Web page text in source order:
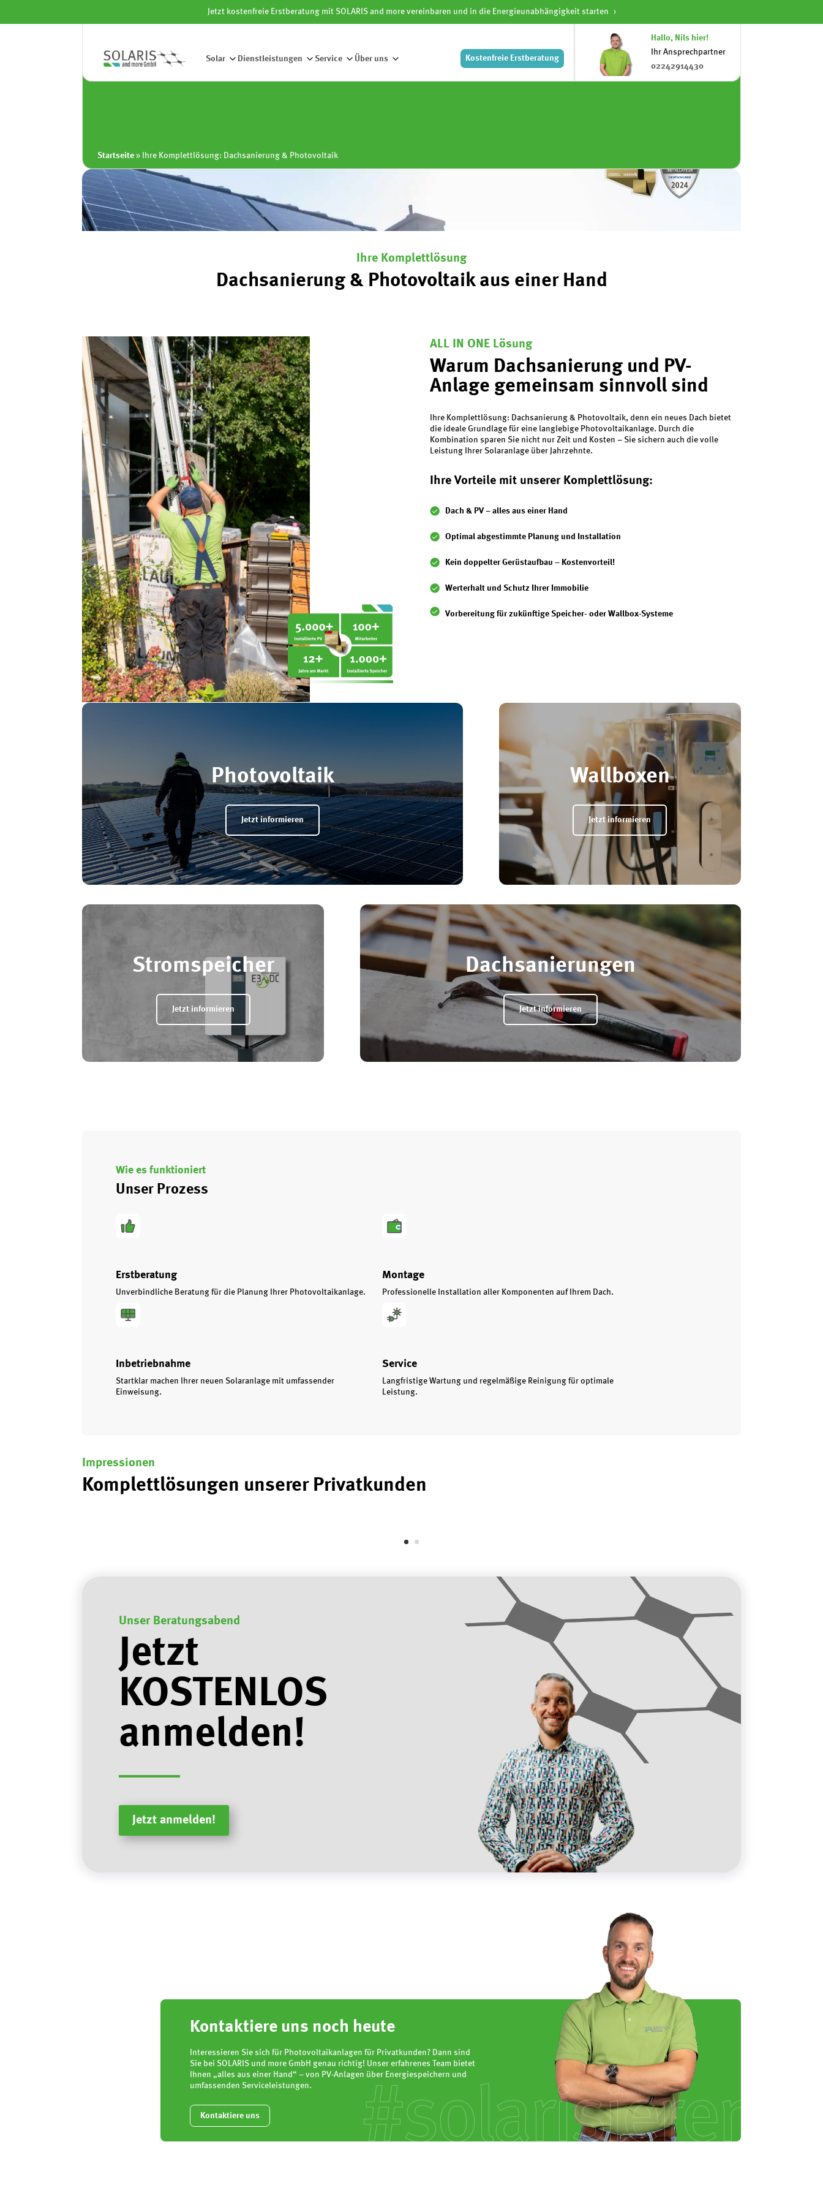
Jetzt kostenfreie Erstberatung mit SOLARIS and more vereinbaren und in die Energieunabhängigkeit starten
Solar Dienstleistungen Service Über uns Kostenfreie Erstberatung
Hallo, Nils hier!
Ihr Ansprechpartner
02242914430
Startseite » Ihre Komplettlösung: Dachsanierung & Photovoltaik
Ihre Komplettlösung
Dachsanierung & Photovoltaik aus einer Hand
ALL IN ONE Lösung
Warum Dachsanierung und PV-
Anlage gemeinsam sinnvoll sind
Ihre Komplettlösung: Dachsanierung & Photovoltaik, denn ein neues Dach bietet
die ideale Grundlage für eine langlebige Photovoltaikanlage. Durch die
Kombination sparen Sie nicht nur Zeit und Kosten – Sie sichern auch die volle
Leistung Ihrer Solaranlage über Jahrzehnte.
Ihre Vorteile mit unserer Komplettlösung:
Dach & PV – alles aus einer Hand
Optimal abgestimmte Planung und Installation
Kein doppelter Gerüstaufbau – Kostenvorteil!
Werterhalt und Schutz Ihrer Immobilie
Vorbereitung für zukünftige Speicher- oder Wallbox-Systeme
Photovoltaik
Jetzt informieren
Wallboxen
Jetzt informieren
Stromspeicher
Jetzt informieren
Dachsanierungen
Jetzt informieren
Wie es funktioniert
Unser Prozess
Erstberatung
Unverbindliche Beratung für die Planung Ihrer Photovoltaikanlage.
Montage
Professionelle Installation aller Komponenten auf Ihrem Dach.
Inbetriebnahme
Startklar machen Ihrer neuen Solaranlage mit umfassender
Einweisung.
Service
Langfristige Wartung und regelmäßige Reinigung für optimale
Leistung.
Impressionen
Komplettlösungen unserer Privatkunden
Unser Beratungsabend
Jetzt
KOSTENLOS
anmelden!
Jetzt anmelden!
Kontaktiere uns noch heute
Interessieren Sie sich für Photovoltaikanlagen für Privatkunden? Dann sind
Sie bei SOLARIS und more GmbH genau richtig! Unser erfahrenes Team bietet
Ihnen „alles aus einer Hand“ – von PV-Anlagen über Energiespeichern und
umfassenden Serviceleistungen.
Kontaktiere uns